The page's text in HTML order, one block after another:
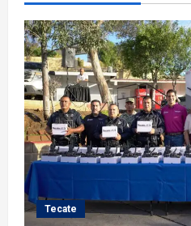
Tecate